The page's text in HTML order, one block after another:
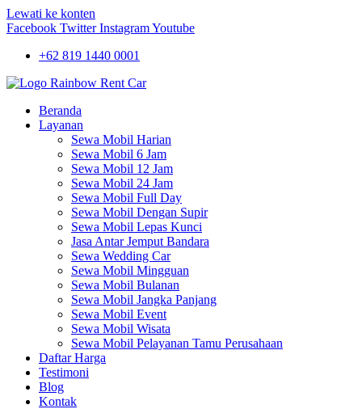
Lewati ke konten
Facebook Twitter InstagramYoutube
+62 819 1440 0001
Beranda
Layanan
Sewa Mobil Harian
Sewa Mobil 6 Jam
Sewa Mobil 12 Jam
Sewa Mobil 24 Jam
Sewa Mobil Full Day
Sewa Mobil Dengan Supir
Sewa Mobil Lepas Kunci
Jasa Antar Jemput Bandara
Sewa Wedding Car
Sewa Mobil Mingguan
Sewa Mobil Bulanan
Sewa Mobil Jangka Panjang
Sewa Mobil Event
Sewa Mobil Wisata
Sewa Mobil Pelayanan Tamu Perusahaan
Daftar Harga
Testimoni
Blog
Kontak